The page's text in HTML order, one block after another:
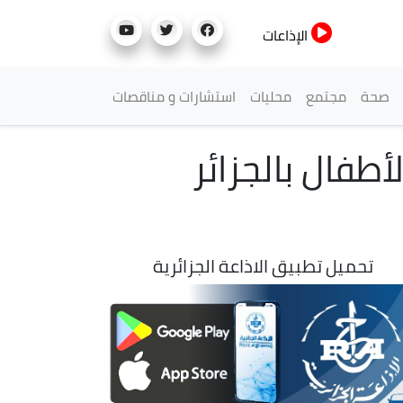
الإذاعات
صحة مجتمع محليات استشارات و مناقصات
بالجزائر
تحميل تطبيق الاذاعة الجزائرية